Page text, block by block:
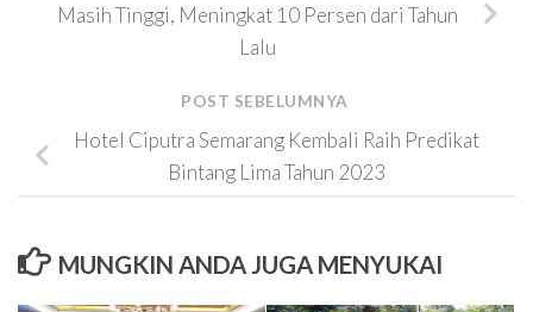
Masih Tinggi, Meningkat 10 Persen dari Tahun
Lalu
POST SEBELUMNYA
Hotel Ciputra Semarang Kembali Raih Predikat
Bintang Lima Tahun 2023
MUNGKIN ANDA JUGA MENYUKAI